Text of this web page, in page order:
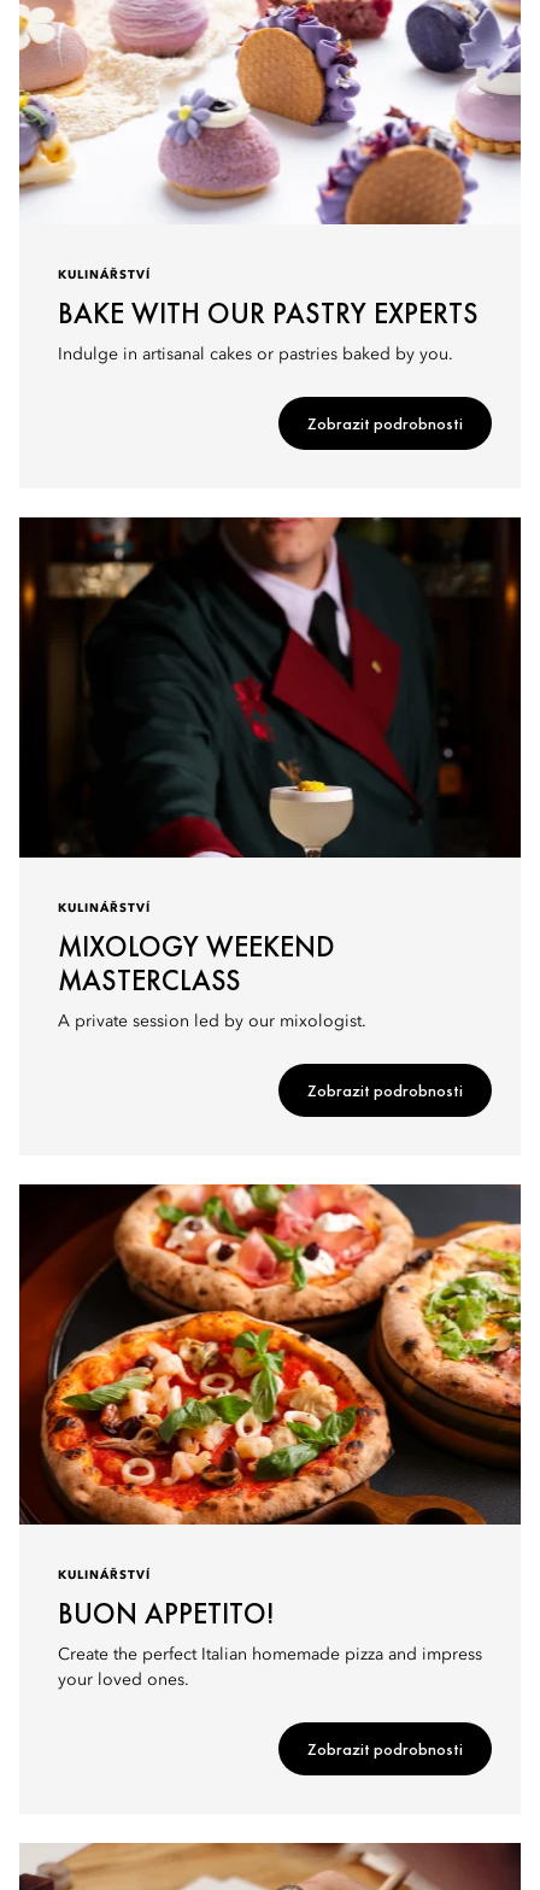
KULINÁŘSTVÍ
BAKE WITH OUR PASTRY EXPERTS
Indulge in artisanal cakes or pastries baked by you.
Zobrazit podrobnosti
KULINÁŘSTVÍ
MIXOLOGY WEEKEND
MASTERCLASS
A private session led by our mixologist.
Zobrazit podrobnosti
KULINÁŘSTVÍ
BUON APPETITO!
Create the perfect Italian homemade pizza and impress
your loved ones.
Zobrazit podrobnosti